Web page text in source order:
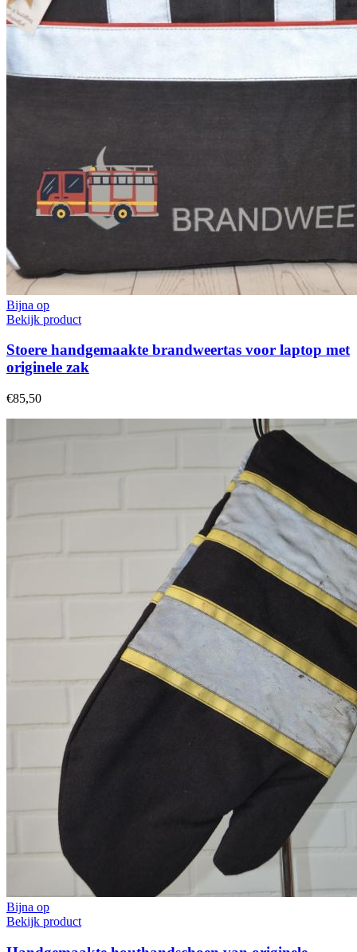
Bijna op
Bekijk product
Stoere handgemaakte brandweertas voor laptop met
originele zak
€85,50
Bijna op
Bekijk product